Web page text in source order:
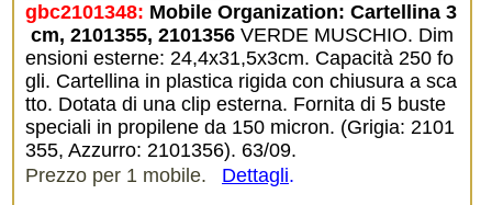
gbc2101348: Mobile Organization: Cartellina 3
cm, 2101355, 2101356 VERDE MUSCHIO. Dim
ensioni esterne: 24,4x31,5x3cm. Capacità 250 fo
gli. Cartellina in plastica rigida con chiusura a sca
tto. Dotata di una clip esterna. Fornita di 5 buste
speciali in propilene da 150 micron. (Grigia: 2101
355, Azzurro: 2101356). 63/09.
Prezzo per 1 mobile.
Dettagli.